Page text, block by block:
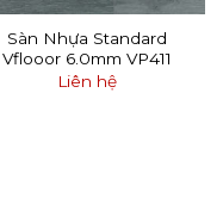
Sàn Nhựa Standard
Vflooor 6.0mm VP411
Liên hệ